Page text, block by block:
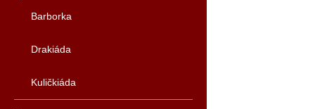
Barborka
Drakiáda
Kuličkiáda